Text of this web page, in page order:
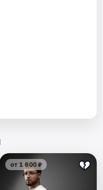
от 1 600 ₽